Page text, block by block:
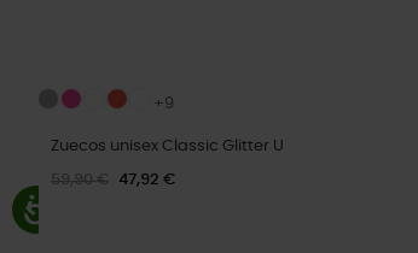
+9
Zuecos unisex Classic Glitter U
59,90 € 47,92 €